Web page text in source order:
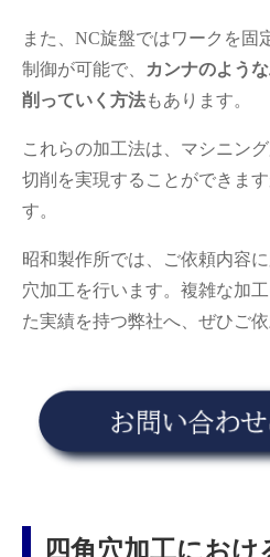
また、NC旋盤ではワークを固
制御が可能で、
カンナのよう
削っていく方法もあります。
これらの加工法は、マシニン
切削を実現することができま
す。
昭和製作所では、ご依頼内容
穴加工を行います。複雑な加
た実績を持つ弊社へ、ぜひご依
四角穴加工にお